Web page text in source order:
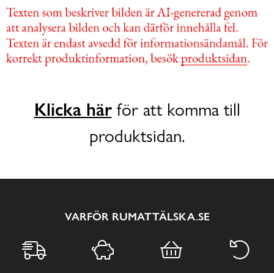
Klicka härför att komma till
produktsidan.
VARFÖR RUMATTÄLSKA.SE